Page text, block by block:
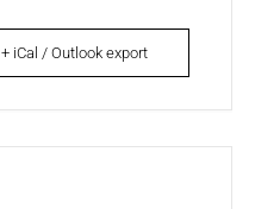
+ iCal / Outlook export